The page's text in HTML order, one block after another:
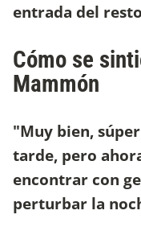
entrada del
Cómo se
Mammón
"Muy bien,
tarde, pero
encontrar con
perturbar la